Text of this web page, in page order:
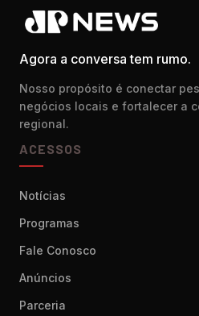
Agora a conversa tem rumo.
Nosso propósito é conectar
negócios locais e fortalecer a
regional.
ACESSOS
Notícias
Programas
Fale Conosco
Anúncios
Parceria